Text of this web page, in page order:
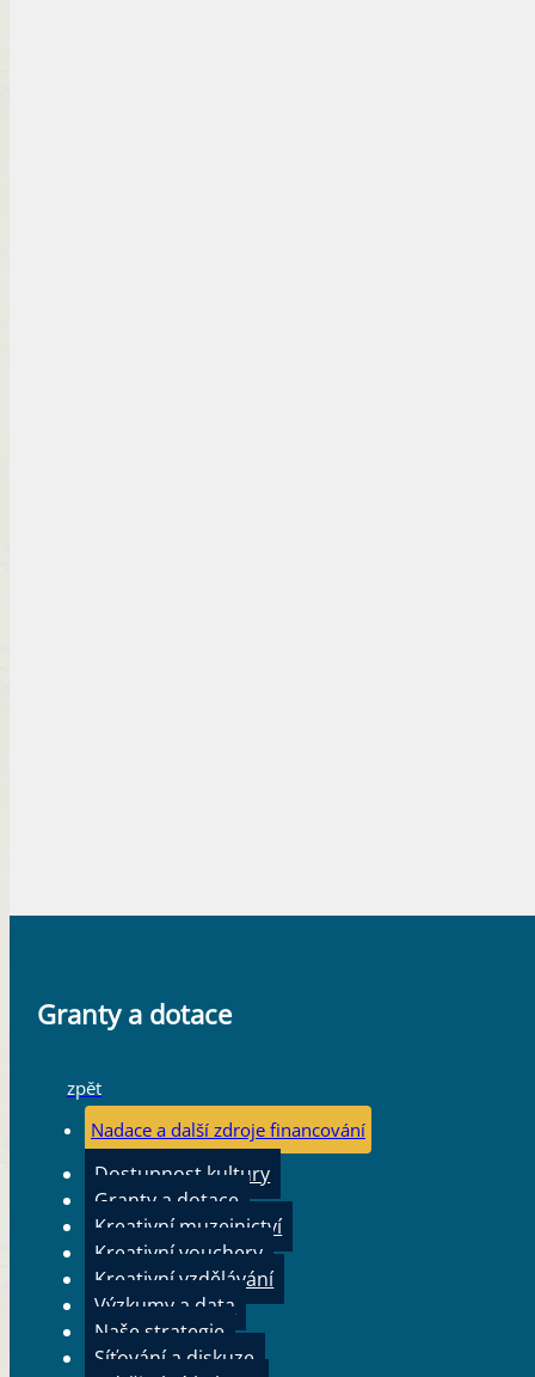
Granty a dotace
zpět
Nadace a další zdroje financování
Dostupnost kultury
Granty a dotace
Kreativní muzejnictví
Kreativní vouchery
Kreativní vzdělávání
Výzkumy a data
Naše strategie
Síťování a diskuze